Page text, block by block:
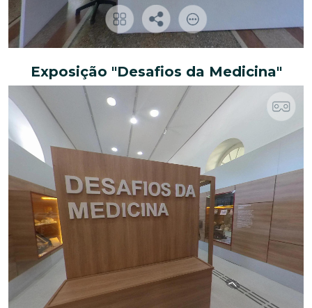
Exposição "Desafios da Medicina"